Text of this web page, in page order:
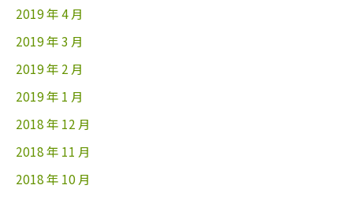
2019 年 4 月
2019 年 3 月
2019 年 2 月
2019 年 1 月
2018 年 12 月
2018 年 11 月
2018 年 10 月